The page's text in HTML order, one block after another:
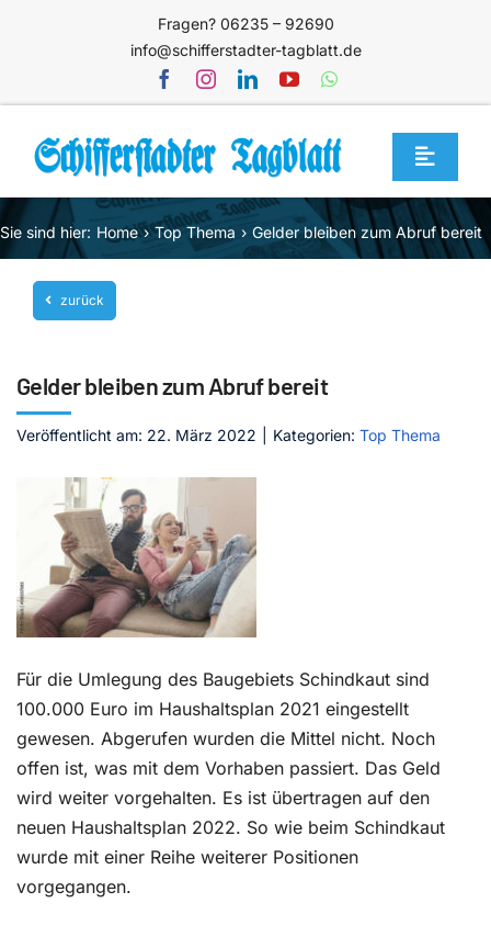
Fragen? 06235 – 92690
info@schifferstadter-tagblatt.de
Toggle
Home
Themen
Blog
Service
Mediathek
Jetzt abonnieren
Kontakt
Sie sind hier: Home Top Thema Gelder bleiben zum Abruf bereit
zurück
Gelder bleiben zum Abruf bereit
Veröffentlicht am: 22. März 2022 Kategorien: Top Thema
Für die Umlegung des Baugebiets Schindkaut sind
100.000 Euro im Haushaltsplan 2021 eingestellt
gewesen. Abgerufen wurden die Mittel nicht. Noch
offen ist, was mit dem Vorhaben passiert. Das Geld
wird weiter vorgehalten. Es ist übertragen auf den
neuen Haushaltsplan 2022. So wie beim Schindkaut
wurde mit einer Reihe weiterer Positionen
vorgegangen.